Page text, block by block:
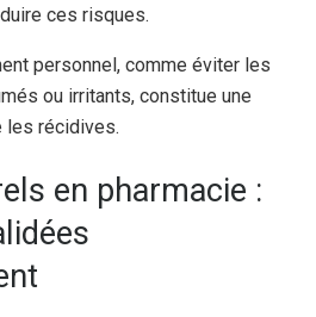
ces risques.
personnel, comme éviter les
ou irritants, constitue une
les récidives.
en pharmacie :